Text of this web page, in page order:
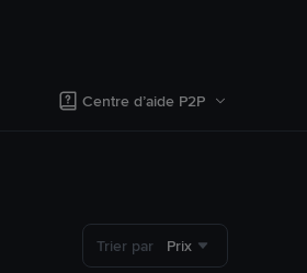
Centre d’aide P2P
Trier par Prix